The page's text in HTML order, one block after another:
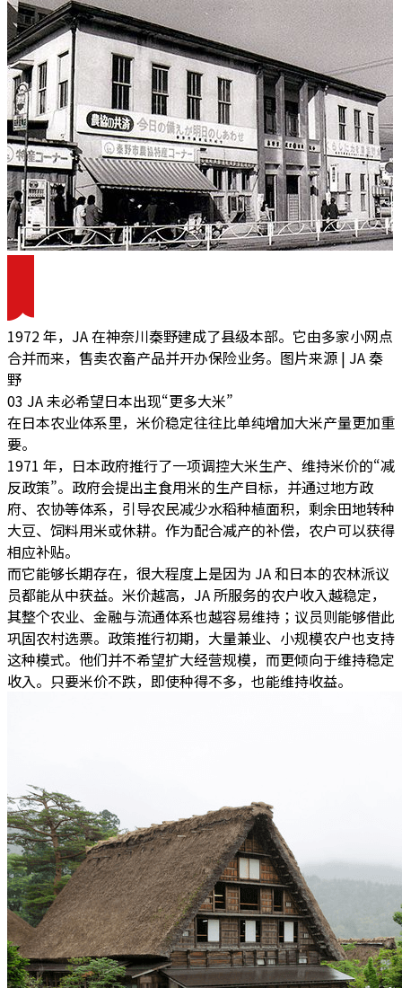
1972 年，JA 在神奈川秦野建成了县级本部。它由多家小网点
合并而来，售卖农畜产品并开办保险业务。图片来源 | JA 秦
野
03 JA 未必希望日本出现“更多大米”
在日本农业体系里，米价稳定往往比单纯增加大米产量更加重
要。
1971 年，日本政府推行了一项调控大米生产、维持米价的“减
反政策”。政府会提出主食用米的生产目标，并通过地方政
府、农协等体系，引导农民减少水稻种植面积，剩余田地转种
大豆、饲料用米或休耕。作为配合减产的补偿，农户可以获得
相应补贴。
而它能够长期存在，很大程度上是因为 JA 和日本的农林派议
员都能从中获益。米价越高，JA 所服务的农户收入越稳定，
其整个农业、金融与流通体系也越容易维持；议员则能够借此
巩固农村选票。政策推行初期，大量兼业、小规模农户也支持
这种模式。他们并不希望扩大经营规模，而更倾向于维持稳定
收入。只要米价不跌，即使种得不多，也能维持收益。